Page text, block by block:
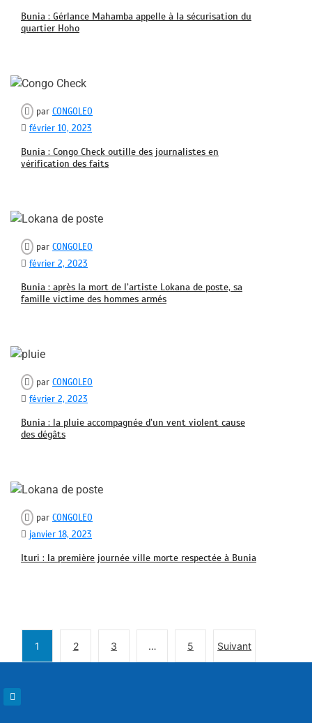
Bunia : Gérlance Mahamba appelle à la sécurisation du
quartier Hoho
par CONGOLEO
février 10, 2023
Bunia : Congo Check outille des journalistes en
vérification des faits
par CONGOLEO
février 2, 2023
Bunia : après la mort de l’artiste Lokana de poste, sa
famille victime des hommes armés
par CONGOLEO
février 2, 2023
Bunia : la pluie accompagnée d’un vent violent cause
des dégâts
par CONGOLEO
janvier 18, 2023
Ituri : la première journée ville morte respectée à Bunia
1 2 3 … 5 Suivant